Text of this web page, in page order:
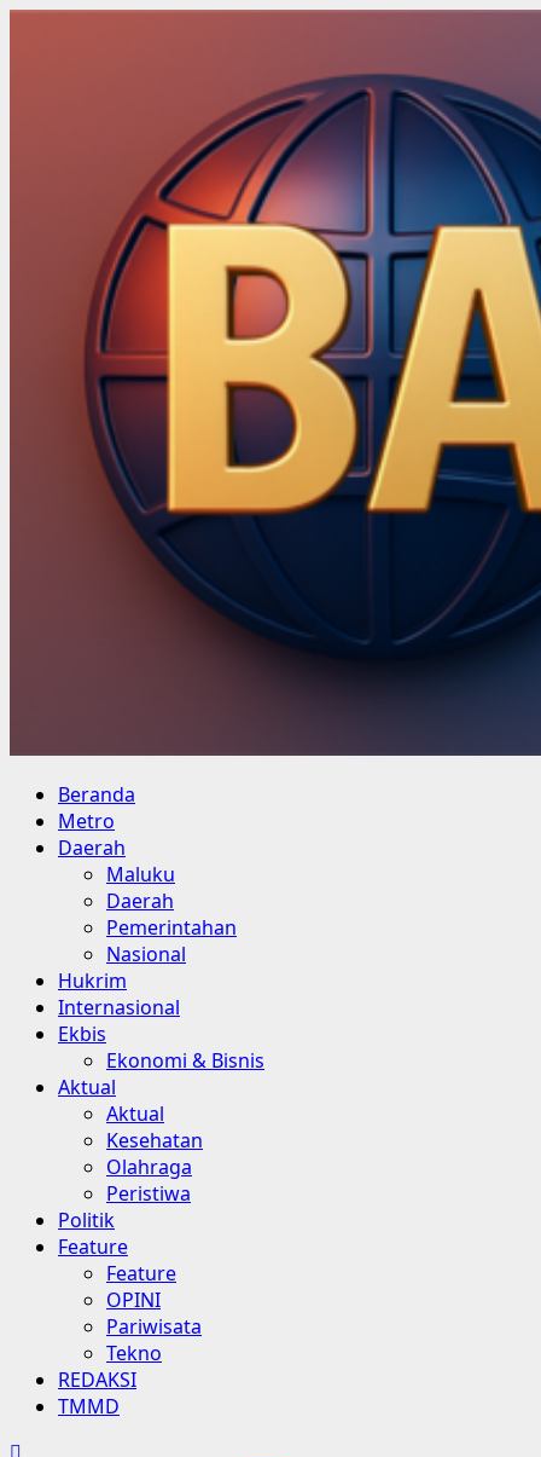
Beranda
Metro
Daerah
Maluku
Daerah
Pemerintahan
Nasional
Hukrim
Internasional
Ekbis
Ekonomi & Bisnis
Aktual
Aktual
Kesehatan
Olahraga
Peristiwa
Politik
Feature
Feature
OPINI
Pariwisata
Tekno
REDAKSI
TMMD